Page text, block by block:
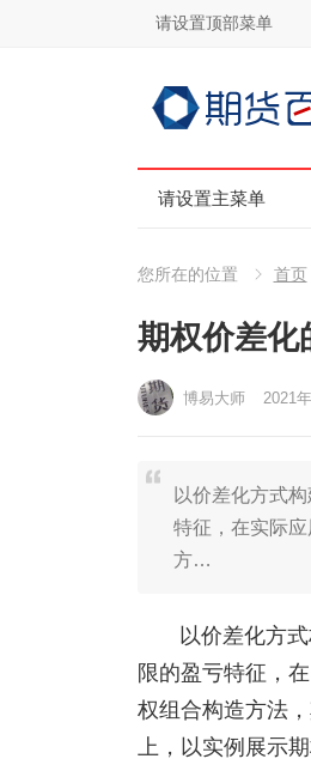
请设置顶部菜单
请设置主菜单
您所在的位置 首页
期权价差化
博易大师 2021
以价差化方式
特征，在实际
方…
以价差化方
限的盈亏特征，
权组合构造方法
上，以实例展示